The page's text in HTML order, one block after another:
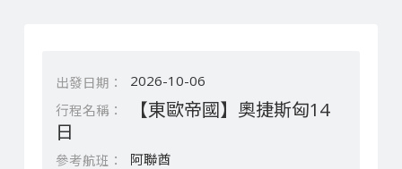
2026-10-06
【東歐帝國】奧捷斯匈14
日
阿聯酋